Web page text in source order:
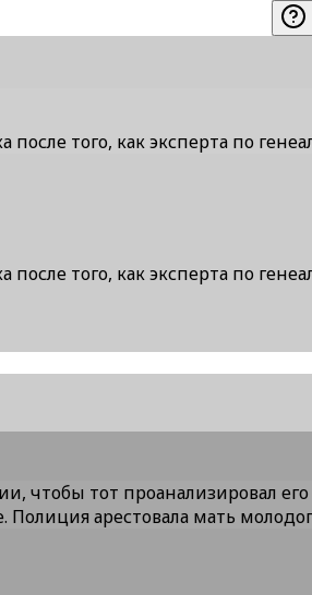
того, как эксперта по
того, как эксперта по
чтобы тот проанализировал
арестовала мать